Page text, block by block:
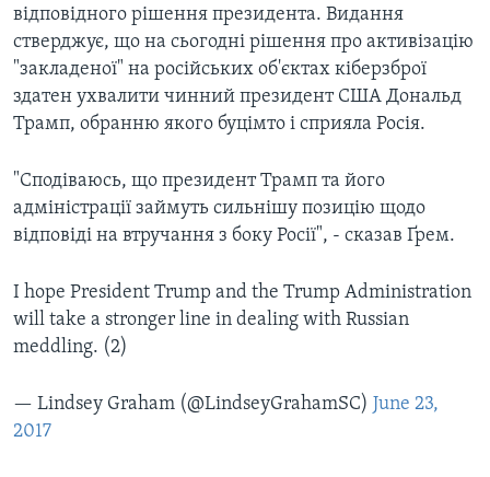
відповідного рішення президента. Видання
стверджує, що на сьогодні рішення про активізацію
"закладеної" на російських об'єктах кіберзброї
здатен ухвалити чинний президент США Дональд
Трамп, обранню якого буцімто і сприяла Росія.
"Сподіваюсь, що президент Трамп та його
адміністрації займуть сильнішу позицію щодо
відповіді на втручання з боку Росії", - сказав Ґрем.
I hope President Trump and the Trump Administration
will take a stronger line in dealing with Russian
meddling. (2)
— Lindsey Graham (@LindseyGrahamSC) June 23,
2017